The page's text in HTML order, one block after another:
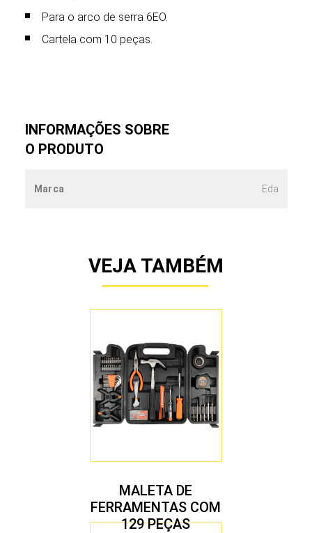
Para o arco de serra 6EO.
Cartela com 10 peças.
INFORMAÇÕES SOBRE
O PRODUTO
Marca Eda
VEJA TAMBÉM
MALETA DE
FERRAMENTAS COM
129 PEÇAS